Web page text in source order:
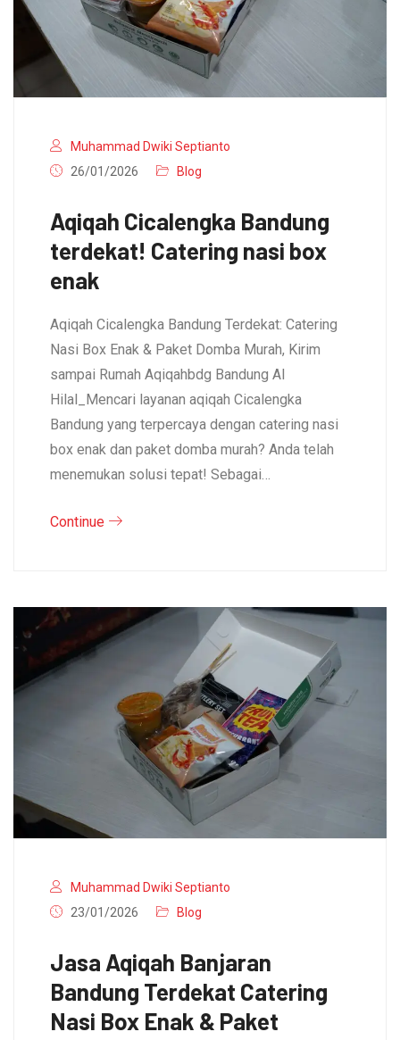
Muhammad Dwiki Septianto
26/01/2026
Blog
Aqiqah Cicalengka Bandung
terdekat! Catering nasi box
enak
Aqiqah Cicalengka Bandung Terdekat: Catering
Nasi Box Enak & Paket Domba Murah, Kirim
sampai Rumah Aqiqahbdg Bandung Al
Hilal_Mencari layanan aqiqah Cicalengka
Bandung yang terpercaya dengan catering nasi
box enak dan paket domba murah? Anda telah
menemukan solusi tepat! Sebagai…
Continue
Muhammad Dwiki Septianto
23/01/2026
Blog
Jasa Aqiqah Banjaran
Bandung Terdekat Catering
Nasi Box Enak & Paket